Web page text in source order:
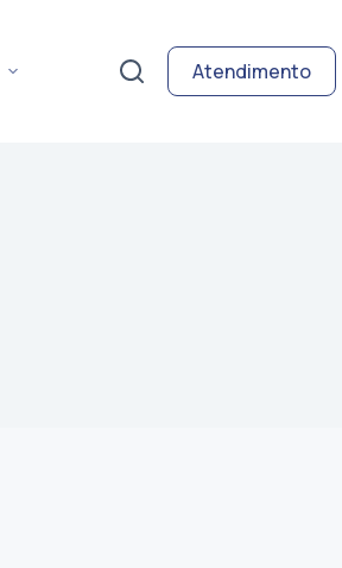
Atendimento